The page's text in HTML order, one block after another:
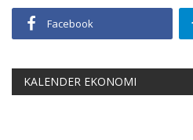
Facebook
KALENDER EKONOMI